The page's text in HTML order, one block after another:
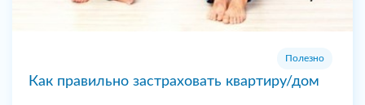
Полезно
Как правильно застраховать квартиру/дом